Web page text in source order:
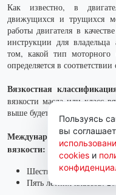
Как известно, в
движущихся и трущихся
работы двигателя в
инструкции для
том, какой тип моторного
определяется в
Вязкостная
вязкости масла или класс
выше будет вязкость масла
Международная шкала
вязкости:
Шесть зимних
Пять летних классов:
Пользуясь
вы
cookiesи